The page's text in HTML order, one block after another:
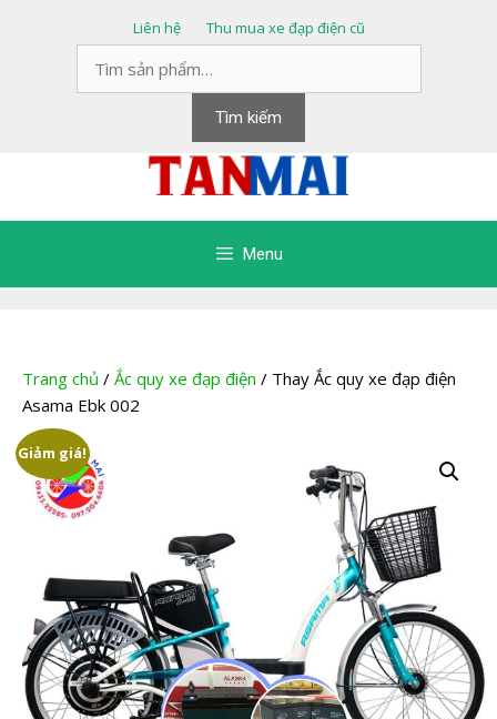
Liên hệ
Thu mua xe đạp điện cũ
kiếm:
Tìm kiếm
Menu
Trang chủ / Ắc quy xe đạp điện / Thay Ắc quy xe đạp điện
Asama Ebk 002
Giảm giá!